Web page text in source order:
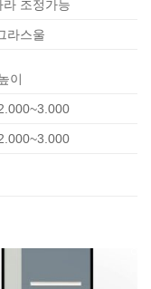
조정가능
라스울
이